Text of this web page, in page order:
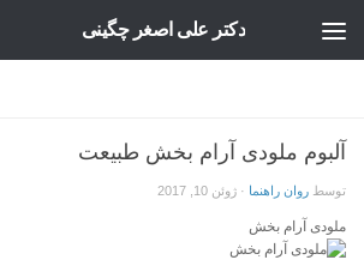
دکتر علی اصغر چگینی
آلبوم ملودی آرام بخش طبیعت
توسط روان راهنما · ژوئن 10, 2017
ملودی آرام بخش